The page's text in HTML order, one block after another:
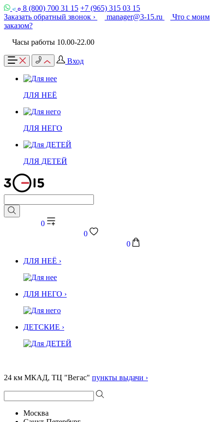
8 (800) 700 31 15 +7 (965) 315 03 15
Заказать обратный звонок ›
manager@3-15.ru
Что с моим
заказом?
Часы работы 10.00-22.00
Вход
ДЛЯ НЕЁ
ДЛЯ НЕГО
ДЛЯ ДЕТЕЙ
0
0
0
ДЛЯ НЕЁ ›
ДЛЯ НЕГО ›
ДЕТСКИЕ ›
24 км МКАД, ТЦ "Вегас" пункты выдачи ›
Москва